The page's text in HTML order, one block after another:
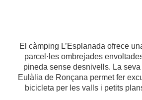
El càmping L’Esplanada ofrece
parcel·les ombrejades
pineda sense desnivells. La
Eulàlia de Ronçana permet fer
bicicleta per les valls i petits